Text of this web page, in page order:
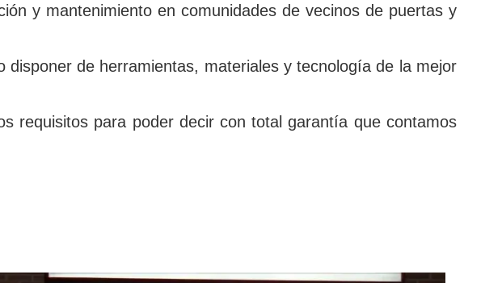
y mantenimiento en comunidades de vecinos de puertas y
de herramientas, materiales y tecnología de la mejor
requisitos para poder decir con total garantía que contamos